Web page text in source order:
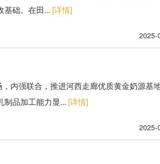
基础。在田... [详情]
2025-
内强联合，推进河西走廊优质黄金奶源基
制品加工能力显... [详情]
2025-